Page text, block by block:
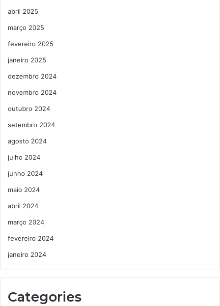
abril 2025
março 2025
fevereiro 2025
janeiro 2025
dezembro 2024
novembro 2024
outubro 2024
setembro 2024
agosto 2024
julho 2024
junho 2024
maio 2024
abril 2024
março 2024
fevereiro 2024
janeiro 2024
Categories